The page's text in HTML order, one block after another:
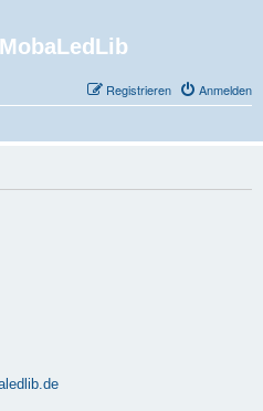
Anmelden
Registrieren